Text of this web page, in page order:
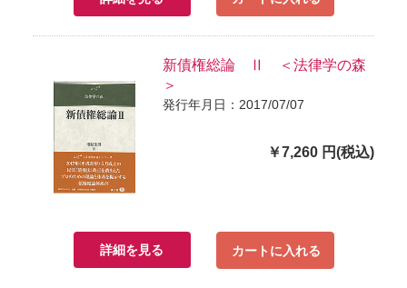
新債権総論 Ⅱ ＜法律学の森
＞
発行年月日：2017/07/07
￥7,260 円(税込)
詳細を見る カートに入れる